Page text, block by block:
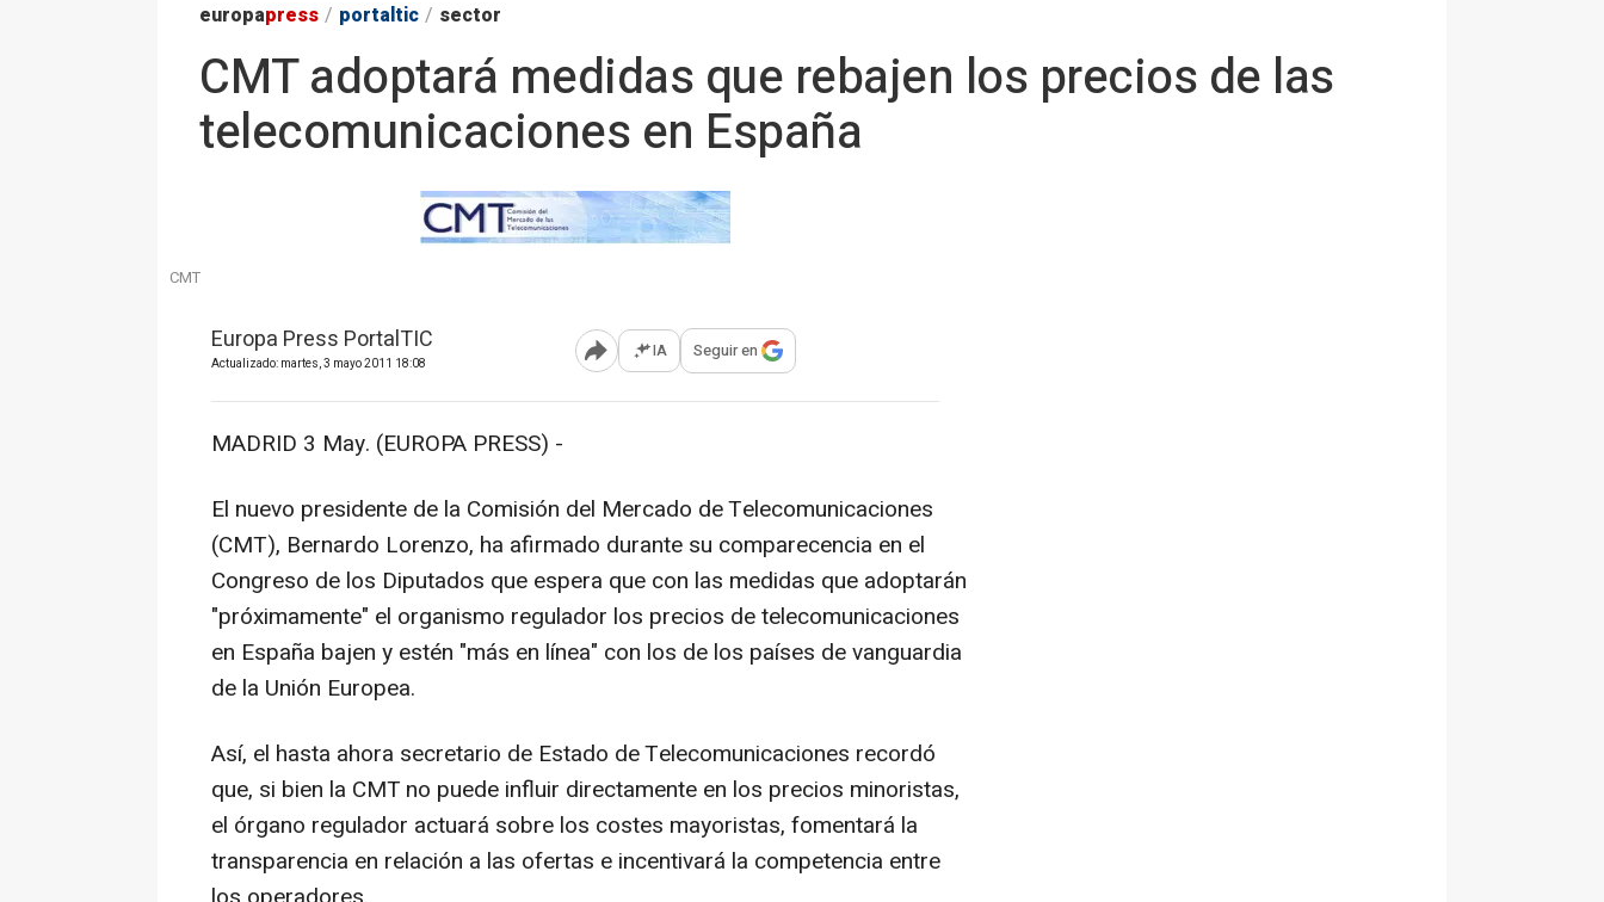
europapress / portaltic / sector
CMT adoptará medidas que rebajen los precios de las
telecomunicaciones en España
CMT
Europa Press PortalTIC
Actualizado: martes, 3 mayo 2011 18:08 Abrir opciones para compartir
IA Seguir en
MADRID 3 May. (EUROPA PRESS) -
El nuevo presidente de la Comisión del Mercado de Telecomunicaciones
(CMT), Bernardo Lorenzo, ha afirmado durante su comparecencia en el
Congreso de los Diputados que espera que con las medidas que adoptarán
"próximamente" el organismo regulador los precios de telecomunicaciones
en España bajen y estén "más en línea" con los de los países de vanguardia
de la Unión Europea.
Así, el hasta ahora secretario de Estado de Telecomunicaciones recordó
que, si bien la CMT no puede influir directamente en los precios minoristas,
el órgano regulador actuará sobre los costes mayoristas, fomentará la
transparencia en relación a las ofertas e incentivará la competencia entre